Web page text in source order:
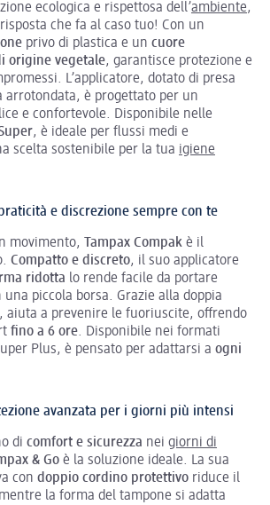
ecologica e rispettosa dell’ambiente,
che fa al caso tuo! Con un
privo di plastica e un cuore
origine vegetale, garantisce protezione e
L’applicatore, dotato di presa
arrotondata, è progettato per un
e confortevole. Disponibile nelle
, è ideale per flussi medi e
scelta sostenibile per la tua igiene
e discrezione sempre con te
movimento, Tampax Compak è il
Compatto e discreto, il suo applicatore
ridotta lo rende facile da portare
piccola borsa. Grazie alla doppia
aiuta a prevenire le fuoriuscite, offrendo
fino a 6 ore. Disponibile nei formati
Plus, è pensato per adattarsi a ogni
avanzata per i giorni più intensi
di comfort e sicurezza nei giorni di
& Go è la soluzione ideale. La sua
con doppio cordino protettivo riduce il
la forma del tampone si adatta